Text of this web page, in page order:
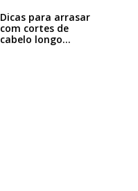
Dicas para arrasar
com cortes de
cabelo longo…